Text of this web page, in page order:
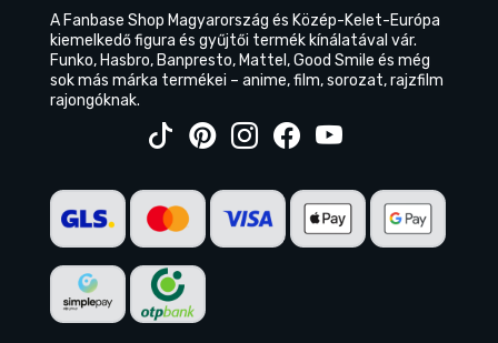
A Fanbase Shop Magyarország és Közép-Kelet-Európa
kiemelkedő figura és gyűjtői termék kínálatával vár.
Funko, Hasbro, Banpresto, Mattel, Good Smile és még
sok más márka termékei – anime, film, sorozat, rajzfilm
rajongóknak.